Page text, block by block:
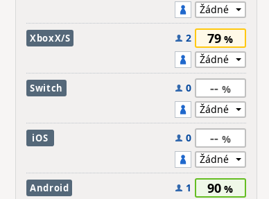
XboxX/S 2 79
Switch 0 --
iOS 0 --
Android 1 90